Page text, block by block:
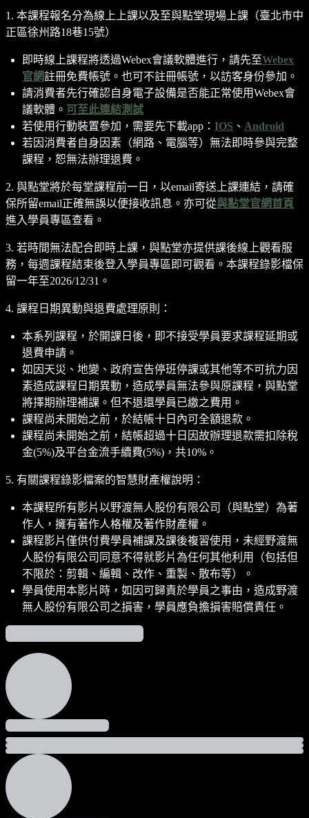
1. 本課程報名分為線上上課以及至與點堂現場上課（臺北市中
正區徐州路18巷15號）
即時線上課程將透過Webex會議軟體進行，請先至Webex
官網註冊免費帳號。也可不註冊帳號，以訪客身份參加。
請消費者先行確認自身電子設備是否能正常使用Webex會
議軟體。 可至此連結測試
若使用行動裝置參加，需要先下載app： IOS 、 Android
若因消費者自身因素（網路、電腦等）無法即時參與完整
課程，恕無法辦理退費。
2. 與點堂將於每堂課程前一日，以email寄送上課連結，請確
保所留email正確無誤以便接收訊息。亦可從與點堂官網首頁
進入學員專區查看。
3. 若時間無法配合即時上課，與點堂亦提供課後線上觀看服
務，每週課程結束後登入學員專區即可觀看。本課程錄影檔保
留一年至2026/12/31。
4. 課程日期異動與退費處理原則：
本系列課程，於開課日後，即不接受學員要求課程延期或
退費申請。
如因天災、地變、政府宣告停班停課或其他等不可抗力因
素造成課程日期異動，造成學員無法參與原課程，與點堂
將擇期辦理補課。但不退還學員已繳之費用。
課程尚未開始之前，於結帳十日內可全額退款。
課程尚未開始之前，結帳超過十日因故辦理退款需扣除稅
金(5%)及平台金流手續費(5%)，共10%。
5. 有關課程錄影檔案的智慧財產權說明：
本課程所有影片以野渡無人股份有限公司（與點堂）為著
作人，擁有著作人格權及著作財產權。
課程影片僅供付費學員補課及課後複習使用，未經野渡無
人股份有限公司同意不得就影片為任何其他利用（包括但
不限於：剪輯、編輯、改作、重製、散布等）。
學員使用本影片時，如因可歸責於學員之事由，造成野渡
無人股份有限公司之損害，學員應負擔損害賠償責任。